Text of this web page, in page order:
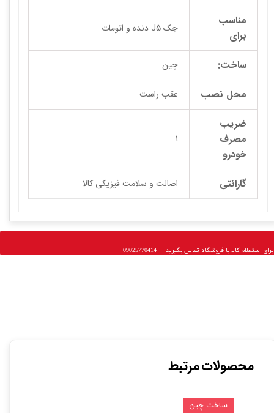
مناسب
برای
جک J5 دنده و اتومات
ساخت: چین
محل نصب عقب راست
ضریب
مصرف
خودرو
1
گارانتی اصالت و سلامت فیزیکی کالا
استعلام کالا با فروشگاه تماس بگیرید 09025770414
محصولات مرتبط
ساخت چین